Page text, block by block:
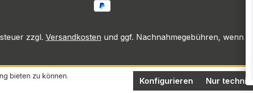
zzgl. Versandkosten und ggf. Nachnahmegebühren, wenn
bieten zu können.
Nur
Konfigurieren